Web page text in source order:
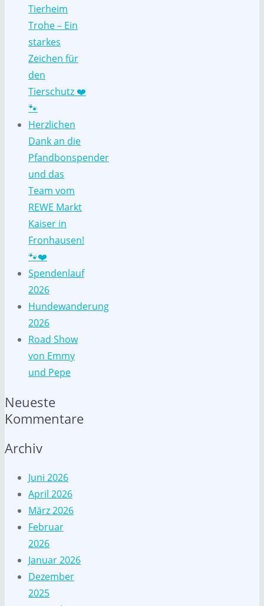
Tierheim
Trohe – Ein
starkes
Zeichen für
den
Tierschutz ❤️
🐾
Herzlichen
Dank an die
Pfandbonspender
und das
Team vom
REWE Markt
Kaiser in
Fronhausen!
🐾❤️
Spendenlauf
2026
Hundewanderung
2026
Road Show
von Emmy
und Pepe
Neueste
Kommentare
Archiv
Juni 2026
April 2026
März 2026
Februar
2026
Januar 2026
Dezember
2025